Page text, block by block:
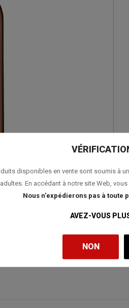
disponibles en vente sont soumis à
adultes. En accédant à notre site Web,
Nous n'expédierons pas à toute
AVEZ-VOUS
NON